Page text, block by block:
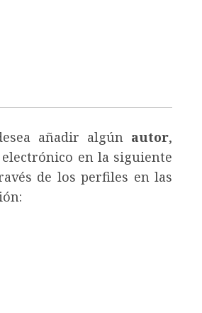
añadir algún autor,
en la siguiente
de los perfiles en las